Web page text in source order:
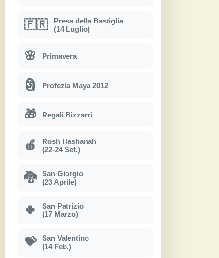
🇫🇷
Presa della Bastiglia
(14 Luglio)
🌸 Primavera
🗿 Profezia Maya 2012
🎁 Regali Bizzarri
🍎
Rosh Hashanah
(22-24 Set.)
🐉
San Giorgio
(23 Aprile)
🍀
San Patrizio
(17 Marzo)
💝
San Valentino
(14 Feb.)